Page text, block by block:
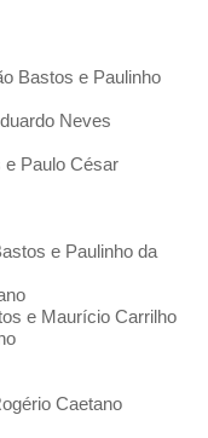
Bastos e Paulinho
Neves
Paulo César
e Paulinho da
e Maurício Carrilho
Caetano